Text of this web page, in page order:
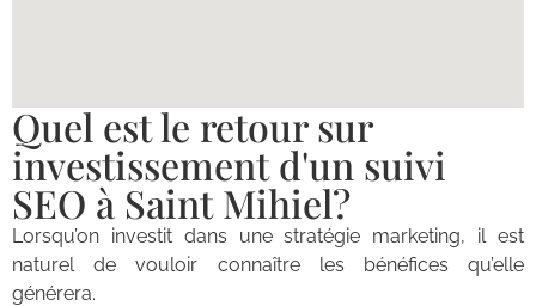
Quel est le retour sur
investissement d'un suivi
SEO à Saint Mihiel?
Lorsqu’on investit dans une stratégie marketing, il est
naturel de vouloir connaître les bénéfices qu’elle
générera.